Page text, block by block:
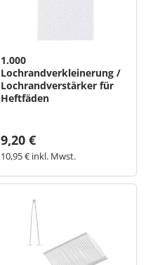
1.000
Lochrandverkleinerung /
Lochrandverstärker für
Heftfäden
9,20 €
10,95 € inkl. Mwst.